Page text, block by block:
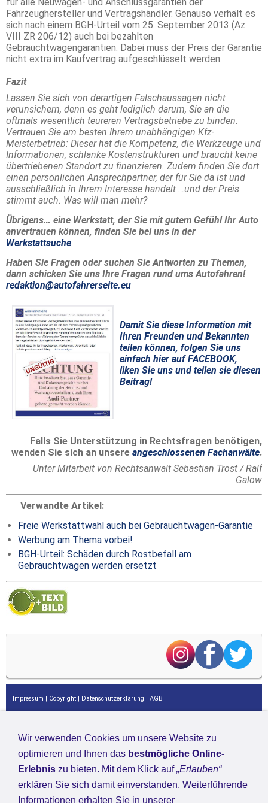
Wir verwenden Cookies um unsere Website zu
optimieren und Ihnen das bestmögliche Online-
Erlebnis zu bieten. Mit dem Klick auf„Erlauben“
erklären Sie sich damit einverstanden. Weiterführende
Informationen erhalten Sie in unserer